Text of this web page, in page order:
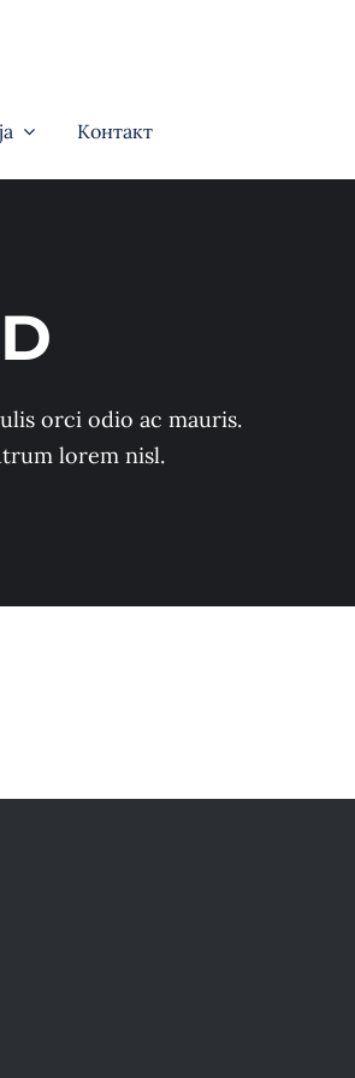
Контакт
orci odio ac mauris.
lorem nisl.